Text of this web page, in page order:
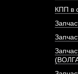
КПП в